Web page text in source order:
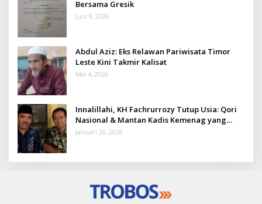
Bersama Gresik
Juni 9, 2026
Abdul Aziz: Eks Relawan Pariwisata Timor
Leste Kini Takmir Kalisat
Mei 4, 2026
Innalillahi, KH Fachrurrozy Tutup Usia: Qori
Nasional & Mantan Kadis Kemenag yang
Penuh Teladan
Januari 26, 2026